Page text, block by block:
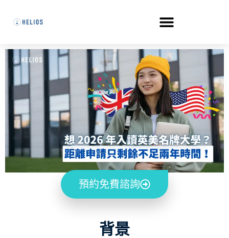
預約免費諮詢
背景